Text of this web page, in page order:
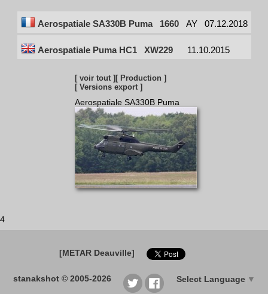
Aerospatiale SA330B Puma 1660 AY 07.12.2018
Aerospatiale Puma HC1 XW229 11.10.2015
[ voir tout ] [ Production ]
[ Versions export ]
Aerospatiale SA330B Puma
4
[METAR Deauville]
stanakshot © 2005-2026 Select Language ▼